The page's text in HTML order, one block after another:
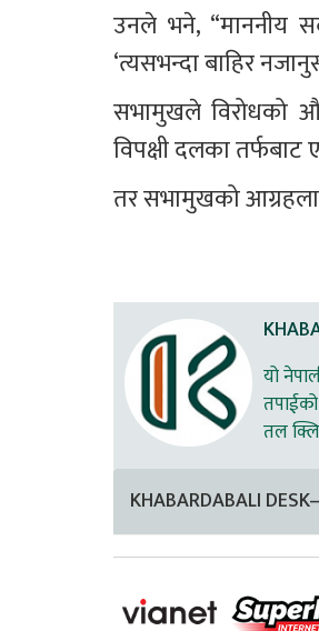
उनले भने, “माननीय
‘त्यसभन्दा बाहिर
सभामुखले विरोधको
विपक्षी दलका तर्फबाट
तर सभामुखको
यो
तल
KHABARDABALI